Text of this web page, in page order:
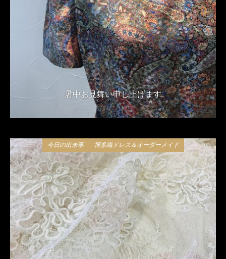
暑中お見舞い申し上げます
2018年7月13日
今日の出来事 博多織ドレス＆オーダーメイド